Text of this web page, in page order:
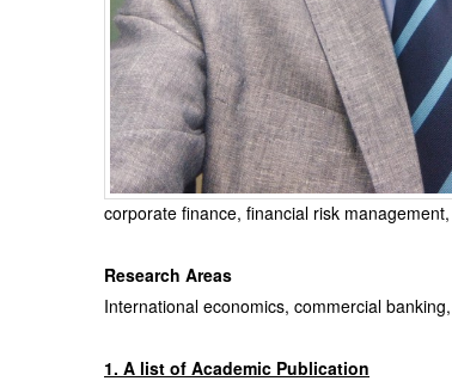
corporate finance, financial risk
Research Areas
International economics, commercial
1. A list of Academic Publication